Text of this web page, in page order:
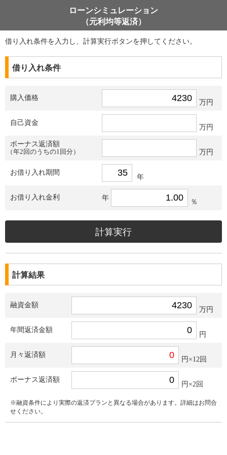
ローンシミュレーション
（元利均等返済）
借り入れ条件を入力し、計算実行ボタンを押してください。
借り入れ条件
購入価格
万円
自己資金
万円
ボーナス返済額
（年2回のうちの1回分）
万円
お借り入れ期間
年
お借り入れ金利 年
％
計算結果
融資金額
万円
年間返済金額
円
月々返済額
円×12回
ボーナス返済額
円×2回
※融資条件により実際の返済プランと異なる場合があります。詳細はお問合
せください。